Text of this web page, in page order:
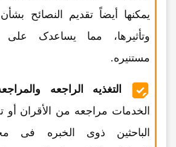
یمکنها أیضاً تقدیم النصائح
وتأثیرها، مما یساعدک على
مستنیره.
التغذیه الراجعه
الخدمات مراجعه من الأقران أو
الباحثین ذوی الخبره فی